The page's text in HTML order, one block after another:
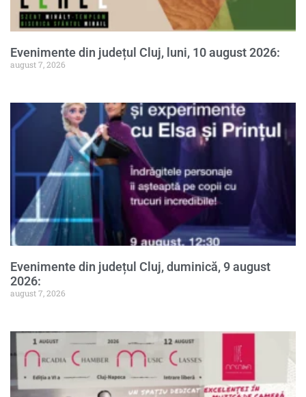
Evenimente din județul Cluj, luni, 10 august 2026:
august 7, 2026
Evenimente din județul Cluj, duminică, 9 august
2026:
august 7, 2026